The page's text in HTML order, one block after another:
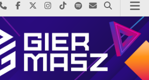
Najlepiej po prostu do nas zadzwoń
Odwiedź nas na Facebook-u
Odwiedź nas na X
Odwiedź nas na Instagram-ie
Odwiedź nas na TikTok-u
Szukaj nas na Spotify
Wyślij do nas
Szukaj